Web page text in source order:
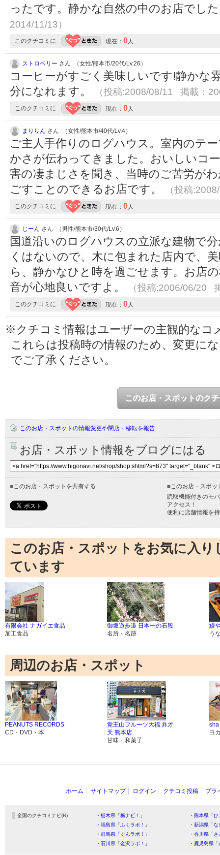
ったです。静かな自然の中のお店でし
2014/11/13）
このクチコミに 現在： 0人
ストロベリー さん （女性/熊本市/20代/Lv.26）
コーヒーがすごく美味しいです!静かな
分になれます。
（投稿:2008/08/11 掲載：
このクチコミに 現在： 0人
まりりん さん （女性/熊本市/40代/Lv.4）
ご主人手作りのログハウス。室内のテ
かさが伝わってきました。おいしいコ
害の凄まじさを聞き、当時のご苦労が
ごすことのできるお店です。
（投稿
このクチコミに 現在： 0人
じーん さん （男性/熊本市/30代/Lv.6）
国道沿いのログハウスの立派な建物で
くはないので、木に包まれた店内で、
ら、静かなひと時を過ごせます。お店
音が心地良いですよ。
（投稿:2006/06/20
このクチコミに 現在： 0人
※クチコミ情報はユーザーの主観的なコ
これらは投稿時の情報のため、変更に
でご了承ください。
このお店・スポットのク
このお店・スポットの情報変更や閉店・移転を報告
お店・スポット情報をブログにはる
■このお店・スポットを共有する ■このお店・スポッ
読取機能付きのモ
アクセス！
便利に店舗情報を
このお店・スポットをお気に入
ています
有限会社 ナガイエ食品
加工食品
御坂遊歩道 日本一の石段
名所・名跡
鰻
う
周辺のお店・スポット
PEANUTS RECORDS
CD・DVD・本
覚王山フルーツ大福 弁才
天 熊本店
甘味・和菓子
ヨ
ホーム サイトマップ ログイン クチコミ投稿 プラ
全国のクチコミナビ(R) ・栃木県「栃ナビ！」
・熊本県「
・福島県「ふくラボ！」
・新潟県「
・群馬県「ぐんラボ！」
・香川県「
・石川県「金沢ラボ！」
・鹿児島県